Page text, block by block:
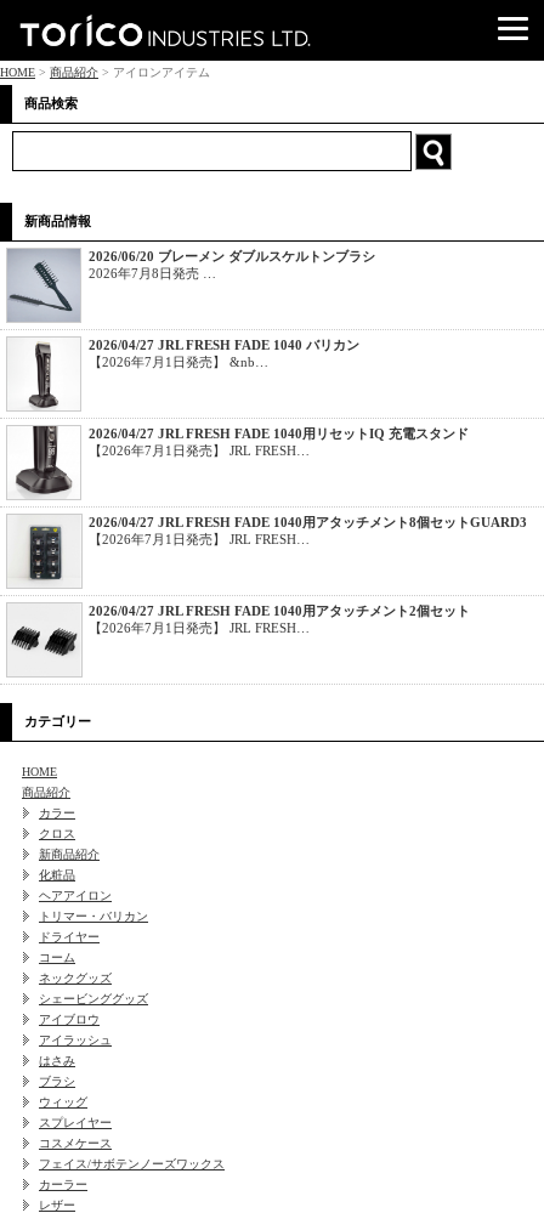
HOME > 商品紹介 > アイロンアイテム
商品検索
新商品情報
2026/06/20 ブレーメン ダブルスケルトンブラシ
2026年7月8日発売 …
2026/04/27 JRL FRESH FADE 1040 バリカン
【2026年7月1日発売】 &nb…
2026/04/27 JRL FRESH FADE 1040用リセットIQ 充電スタンド
【2026年7月1日発売】 JRL FRESH…
2026/04/27 JRL FRESH FADE 1040用アタッチメント8個セットGUARD3
【2026年7月1日発売】 JRL FRESH…
2026/04/27 JRL FRESH FADE 1040用アタッチメント2個セット
【2026年7月1日発売】 JRL FRESH…
カテゴリー
HOME
商品紹介
カラー
クロス
新商品紹介
化粧品
ヘアアイロン
トリマー・バリカン
ドライヤー
コーム
ネックグッズ
シェービンググッズ
アイブロウ
アイラッシュ
はさみ
ブラシ
ウィッグ
スプレイヤー
コスメケース
フェイス/サボテンノーズワックス
カーラー
レザー